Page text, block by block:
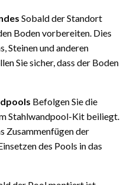
Sobald der Standort
Boden vorbereiten. Dies
Steinen und anderen
Sie sicher, dass der Boden
Befolgen Sie die
Stahlwandpool-Kit beiliegt.
Zusammenfügen der
des Pools in das